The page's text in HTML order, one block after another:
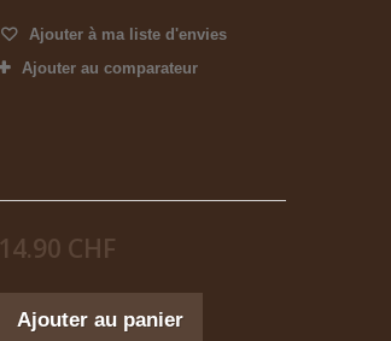
Ajouter à ma liste d'envies
Ajouter au comparateur
14.90 CHF
Ajouter au panier